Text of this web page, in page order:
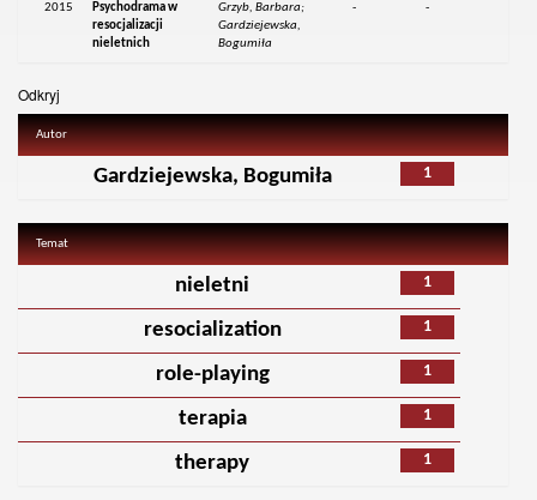
2015
Psychodrama w
resocjalizacji
nieletnich
Grzyb, Barbara;
Gardziejewska,
Bogumiła
- -
Odkryj
Autor
1
Gardziejewska, Bogumiła
Temat
1
nieletni
1
resocialization
1
role-playing
1
terapia
1
therapy